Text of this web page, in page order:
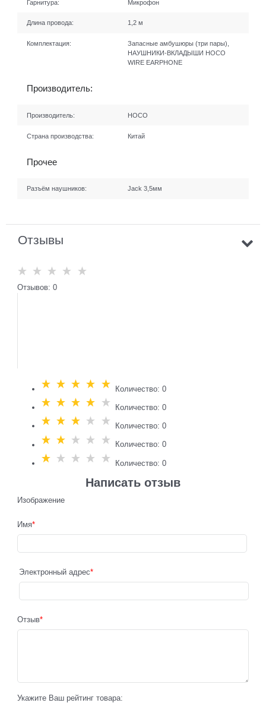
Гарнитура: Микрофон
Длина провода: 1,2 м
Комплектация:
Запасные амбушюры (три пары),
НАУШНИКИ-ВКЛАДЫШИ HOCO
WIRE EARPHONE
Производитель:
Производитель: HOCO
Страна производства: Китай
Прочее
Разъём наушников: Jack 3,5мм
Отзывы
Отзывов: 0
Количество: 0
Количество: 0
Количество: 0
Количество: 0
Количество: 0
Написать отзыв
Изображение
Имя
Электронный адрес
Отзыв
Укажите Ваш рейтинг товара: